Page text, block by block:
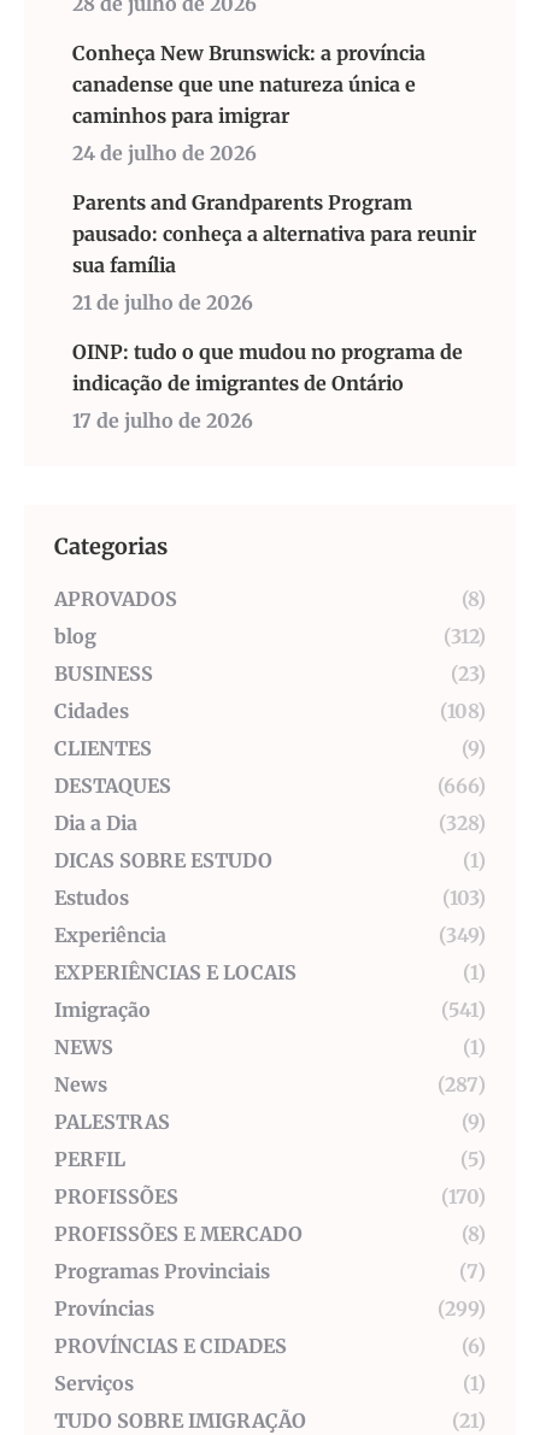
Conheça New Brunswick: a província
canadense que une natureza única e
caminhos para imigrar
24 de julho de 2026
Parents and Grandparents Program
pausado: conheça a alternativa para reunir
sua família
21 de julho de 2026
OINP: tudo o que mudou no programa de
indicação de imigrantes de Ontário
17 de julho de 2026
Categorias
APROVADOS
(8)
blog
(312)
BUSINESS
(23)
Cidades
(108)
CLIENTES
(9)
DESTAQUES
(666)
Dia a Dia
(328)
DICAS SOBRE ESTUDO
(1)
Estudos
(103)
Experiência
(349)
EXPERIÊNCIAS E LOCAIS
(1)
Imigração
(541)
NEWS
(1)
News
(287)
PALESTRAS
(9)
PERFIL
(5)
PROFISSÕES
(170)
PROFISSÕES E MERCADO
(8)
Programas Provinciais
(7)
Províncias
(299)
PROVÍNCIAS E CIDADES
(6)
Serviços
(1)
TUDO SOBRE IMIGRAÇÃO
(21)